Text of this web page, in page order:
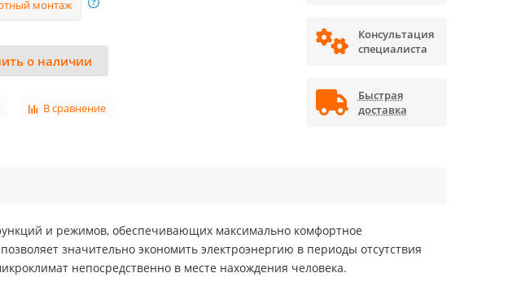
монтаж
о наличии
В сравнение
Консультация
специалиста
Быстрая
доставка
и режимов, обеспечивающих максимально комфортное
значительно экономить электроэнергию в периоды отсутствия
непосредственно в месте нахождения человека.